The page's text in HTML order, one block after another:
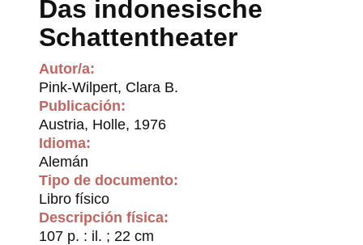
Das indonesische
Schattentheater
Autor/a:
Pink-Wilpert, Clara B.
Publicación:
Austria, Holle, 1976
Idioma:
Alemán
Tipo de documento:
Libro físico
Descripción física:
107 p. : il. ; 22 cm